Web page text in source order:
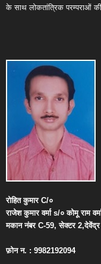
के साथ लोकतांत्रिक परम्पराओं की
रोहित कुमारC/०
राजेश कुमार वर्माs/० कोमू राम
मकान नंबरC-59,सेक्टर2,देवेंद्र
फ़ोन न. : 9982192094